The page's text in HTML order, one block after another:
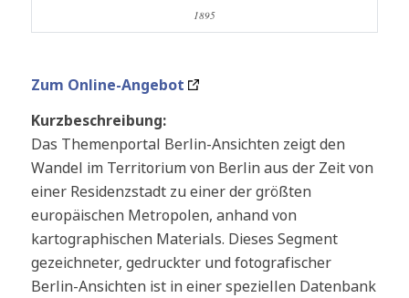
1895
Zum Online-Angebot
Kurzbeschreibung:
Das Themenportal Berlin-Ansichten zeigt den
Wandel im Territorium von Berlin aus der Zeit von
einer Residenzstadt zu einer der größten
europäischen Metropolen, anhand von
kartographischen Materials. Dieses Segment
gezeichneter, gedruckter und fotografischer
Berlin-Ansichten ist in einer speziellen Datenbank